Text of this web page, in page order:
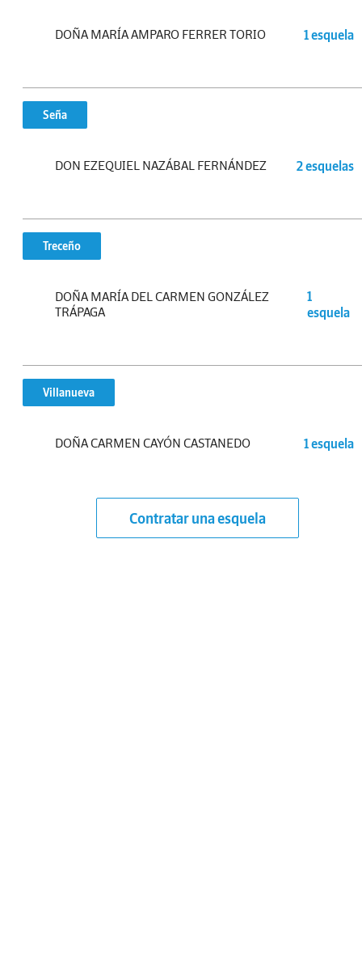
DOÑA MARÍA AMPARO FERRER TORIO 1 esquela
Seña
DON EZEQUIEL NAZÁBAL FERNÁNDEZ 2 esquelas
Treceño
DOÑA MARÍA DEL CARMEN GONZÁLEZ
TRÁPAGA
1
esquela
Villanueva
DOÑA CARMEN CAYÓN CASTANEDO 1 esquela
Contratar una esquela